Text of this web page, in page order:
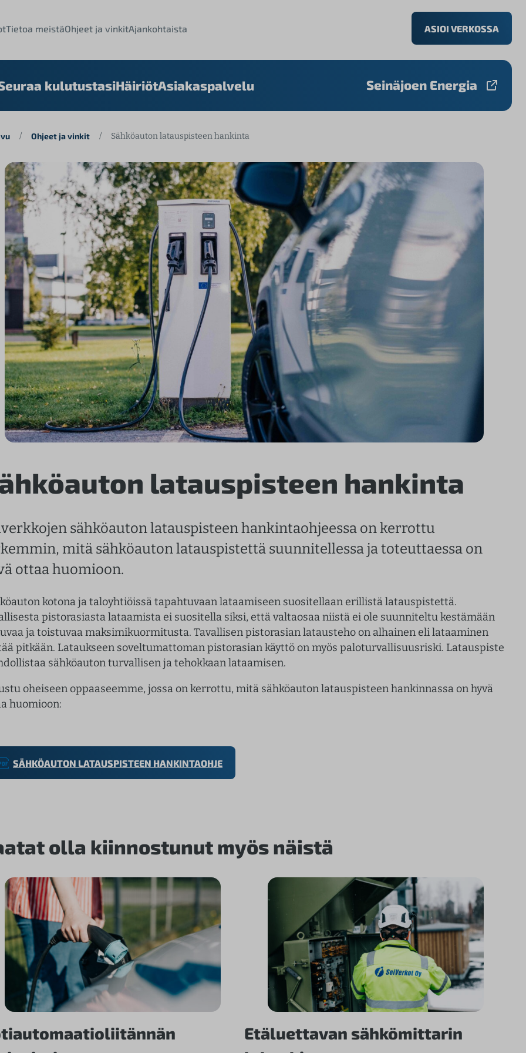
Tietoa meistäOhjeet ja vinkitAjankohtaista ASIOI VERKOSSA
kulutustasiHäiriötAsiakaspalvelu Seinäjoen Energia
/ Ohjeet ja vinkit / Sähköauton latauspisteen hankinta
latauspisteen hankinta
sähköauton latauspisteen hankintaohjeessa on kerrottu
mitä sähköauton latauspistettä suunnitellessa ja toteuttaessa on
ottaa huomioon.
kotona ja taloyhtiöissä tapahtuvaan lataamiseen suositellaan erillistä latauspistettä.
pistorasiasta lataamista ei suositella siksi, että valtaosaa niistä ei ole suunniteltu kestämään
ja toistuvaa maksimikuormitusta. Tavallisen pistorasian latausteho on alhainen eli lataaminen
pitkään. Lataukseen soveltumattoman pistorasian käyttö on myös paloturvallisuusriski. Latauspiste
sähköauton turvallisen ja tehokkaan lataamisen.
oheiseen oppaaseemme, jossa on kerrottu, mitä sähköauton latauspisteen hankinnassa on hyvä
huomioon:
SÄHKÖAUTON LATAUSPISTEEN HANKINTAOHJE
olla kiinnostunut myös näistä
Etäluettavan sähkömittarin